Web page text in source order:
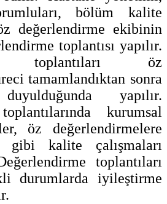
bölüm kalite
değerlendirme ekibinin
toplantısı yapılır.
toplantıları öz
tamamlandıktan sonra
yapılır.
kurumsal
öz değerlendirmelere
kalite çalışmaları
toplantıları
durumlarda iyileştirme